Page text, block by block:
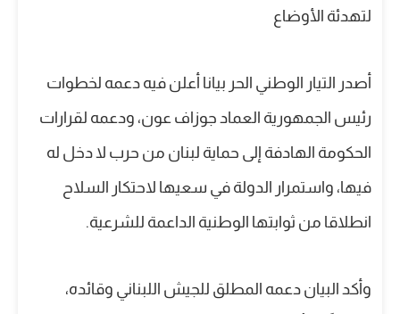
أصدر التيار الوطني الحر بيانا أعلن فيه دعمه لخطوات
رئيس الجمهورية العماد جوزاف عون، ودعمه لقرارات
الحكومة الهادفة إلى حماية لبنان من حرب لا دخل له
فيها، واستمرار الدولة في سعيها لاحتكار السلاح
انطلاقا من ثوابتها الوطنية الداعمة للشرعية.
وأكد البيان دعمه المطلق للجيش اللبناني وقائده،